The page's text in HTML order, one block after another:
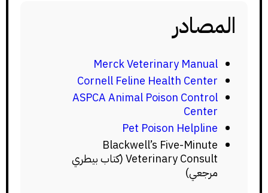
المصادر
Merck Veterinary Manual
Cornell Feline Health Center
ASPCA Animal Poison Control
Center
Pet Poison Helpline
Blackwell’s Five-Minute
Veterinary Consult (كتاب بيطري
مرجعي)